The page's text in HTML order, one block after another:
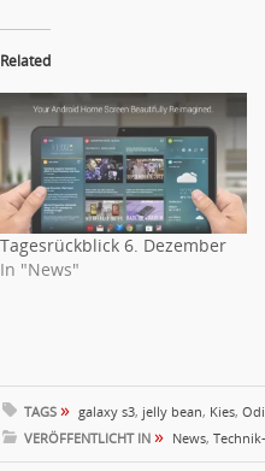
Related
Tagesrückblick 6. Dezember
In "News"
TAGS » galaxy s3, jelly bean, Kies,
VERÖFFENTLICHT IN » News,